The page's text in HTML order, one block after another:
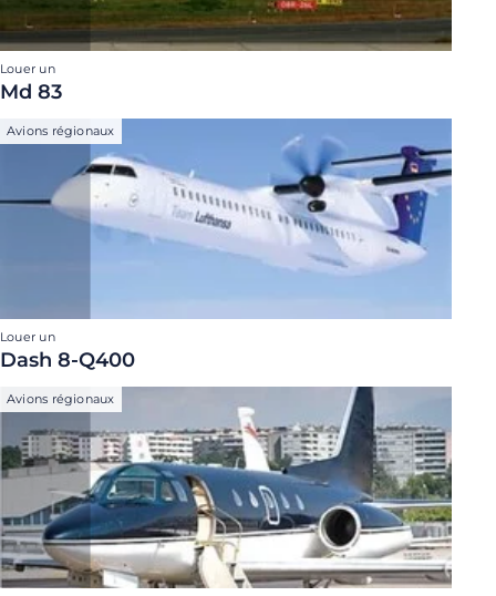
Louer un
Md 83
Avions régionaux
Louer un
Dash 8-Q400
Avions régionaux